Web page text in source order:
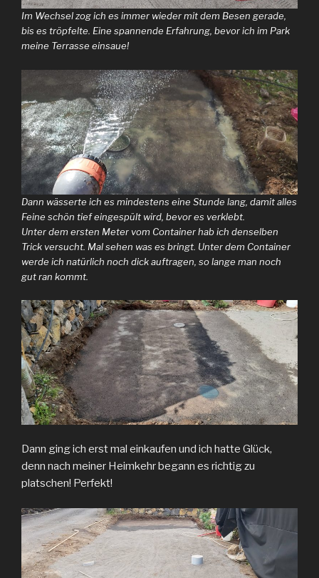
Im Wechsel zog ich es immer wieder mit dem Besen gerade,
bis es tröpfelte. Eine spannende Erfahrung, bevor ich im Park
meine Terrasse einsaue!
Dann wässerte ich es mindestens eine Stunde lang, damit alles
Feine schön tief eingespült wird, bevor es verklebt.
Unter dem ersten Meter vom Container hab ich denselben
Trick versucht. Mal sehen was es bringt. Unter dem Container
werde ich natürlich noch dick auftragen, so lange man noch
gut ran kommt.
Dann ging ich erst mal einkaufen und ich hatte Glück,
denn nach meiner Heimkehr begann es richtig zu
platschen! Perfekt!